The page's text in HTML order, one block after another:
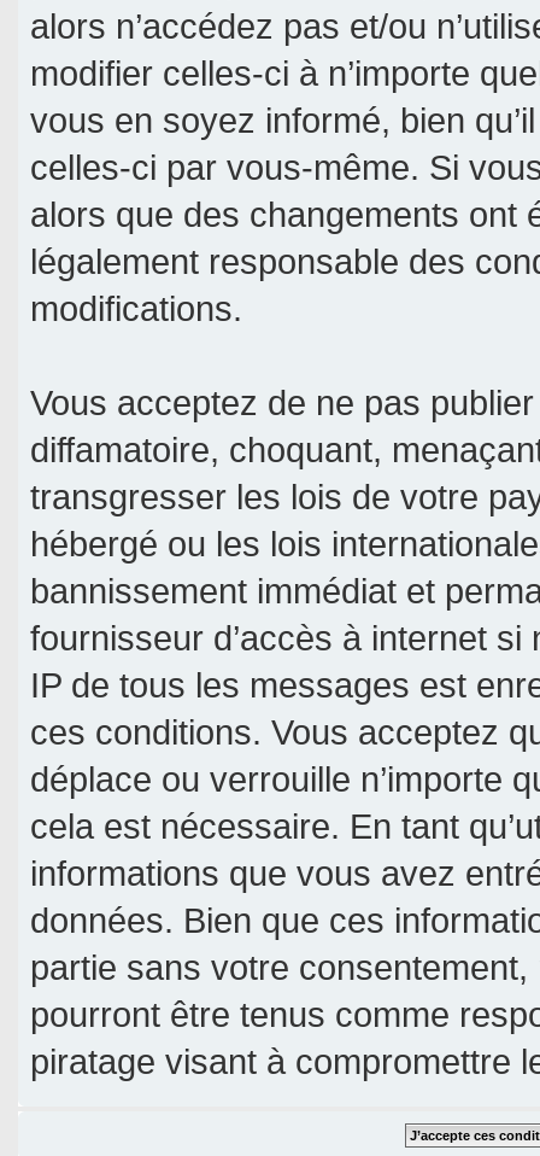
alors n’accédez pas et/ou
modifier celles-ci à n’importe
vous en soyez informé, bien
celles-ci par vous-même. Si
alors que des changements ont
légalement responsable des
modifications.
Vous acceptez de ne pas
diffamatoire, choquant,
transgresser les lois de votre
hébergé ou les lois
bannissement immédiat et
fournisseur d’accès à internet
IP de tous les messages est
ces conditions. Vous acceptez
déplace ou verrouille n’importe
cela est nécessaire. En tant
informations que vous avez
données. Bien que ces
partie sans votre consentement,
pourront être tenus comme
piratage visant à compromettre